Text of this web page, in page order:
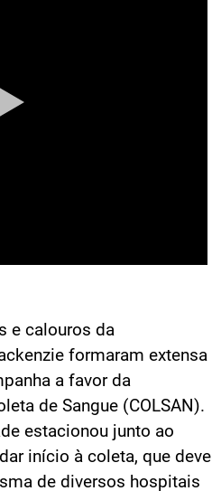
e calouros da
formaram extensa
a favor da
de Sangue (COLSAN).
estacionou junto ao
início à coleta, que deve
de diversos hospitais